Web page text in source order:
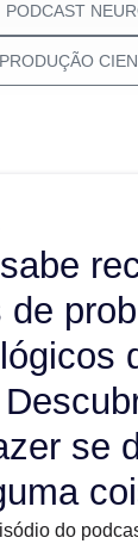
PODCAST
PRODUÇÃO
de
se
do